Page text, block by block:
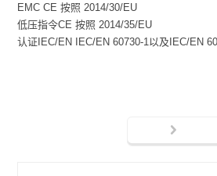
EMC CE 按照 2014/30/EU
低压指令CE 按照 2014/35/EU
认证IEC/EN IEC/EN 60730-1以及IEC/EN